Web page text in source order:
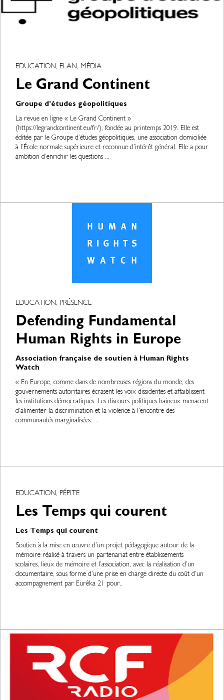
EDUCATION, ELAN, MÉDIA
Le Grand Continent
Groupe d’études géopolitiques
La revue en ligne « Le Grand Continent »
(https://legrandcontinent.eu/fr/), fondée au printemps 2019. Elle est
éditée par le Groupe d’études géopolitiques, une association domiciliée
à l’École normale supérieure et reconnue d’intérêt général. Elle a pour
ambition d’enrichir les questions ...
EDUCATION, PRÉSENCE
Defending Fundamental
Human Rights in Europe
Association française de soutien à Human Rights
Watch
« En Europe, comme dans de nombreuses régions du monde, des
gouvernements autoritaires écrasent les voix dissidentes et affaiblissent
les institutions démocratiques. Les discours politiques haineux menacent
d'alimenter la discrimination et la violence à l'encontre des
communautés marginalisées. ...
EDUCATION, PÉPITE
Les Temps qui courent
Les Temps qui courent
Soutien à la mise en œuvre d’un projet pédagogique autour de la
mémoire réalisé à travers un partenariat entre établissements
scolaires, lieux de mémoire et l’association, avec la réalisation d’un
documentaire, sous forme d’une prise en charge directe du coût d’un
accompagnement par Eurêka 21 pour..